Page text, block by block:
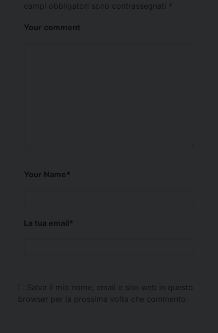
campi obbligatori sono contrassegnati *
Your comment
Your Name*
La tua email*
Salva il mio nome, email e sito web in questo
browser per la prossima volta che commento.